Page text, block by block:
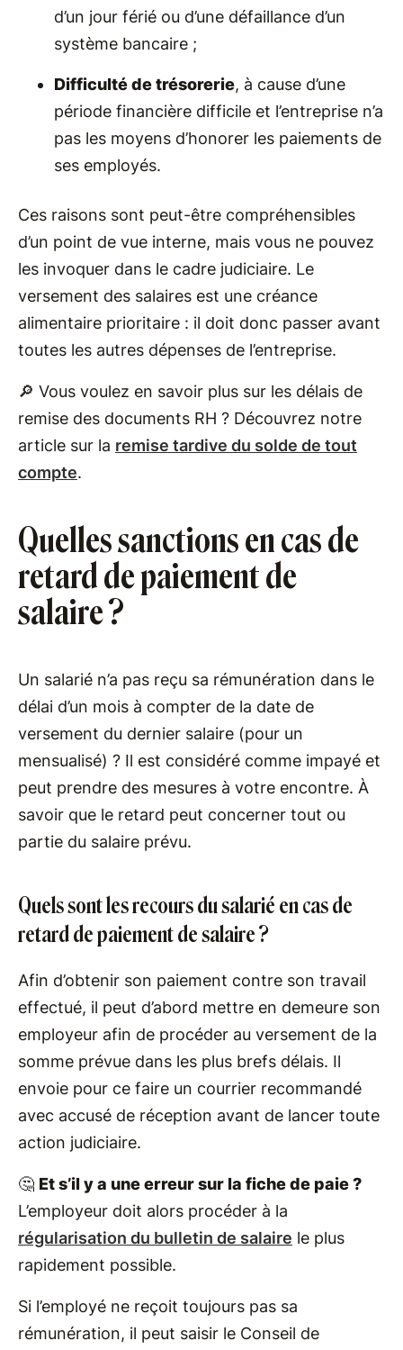
d’un jour férié ou d’une défaillance d’un
système bancaire ;
Difficulté de trésorerie, à cause d’une
période financière difficile et l’entreprise n’a
pas les moyens d’honorer les paiements de
ses employés.
Ces raisons sont peut-être compréhensibles
d’un point de vue interne, mais vous ne pouvez
les invoquer dans le cadre judiciaire. Le
versement des salaires est une créance
alimentaire prioritaire : il doit donc passer avant
toutes les autres dépenses de l’entreprise.
🔎 Vous voulez en savoir plus sur les délais de
remise des documents RH ? Découvrez notre
article sur la remise tardive du solde de tout
compte.
Quelles sanctions en cas de
retard de paiement de
salaire ?
Un salarié n’a pas reçu sa rémunération dans le
délai d’un mois à compter de la date de
versement du dernier salaire (pour un
mensualisé) ? Il est considéré comme impayé et
peut prendre des mesures à votre encontre. À
savoir que le retard peut concerner tout ou
partie du salaire prévu.
Quels sont les recours du salarié en cas de
retard de paiement de salaire ?
Afin d’obtenir son paiement contre son travail
effectué, il peut d’abord mettre en demeure son
employeur afin de procéder au versement de la
somme prévue dans les plus brefs délais. Il
envoie pour ce faire un courrier recommandé
avec accusé de réception avant de lancer toute
action judiciaire.
🤔 Et s’il y a une erreur sur la fiche de paie ?
L’employeur doit alors procéder à la
régularisation du bulletin de salaire le plus
rapidement possible.
Si l’employé ne reçoit toujours pas sa
rémunération, il peut saisir le Conseil de